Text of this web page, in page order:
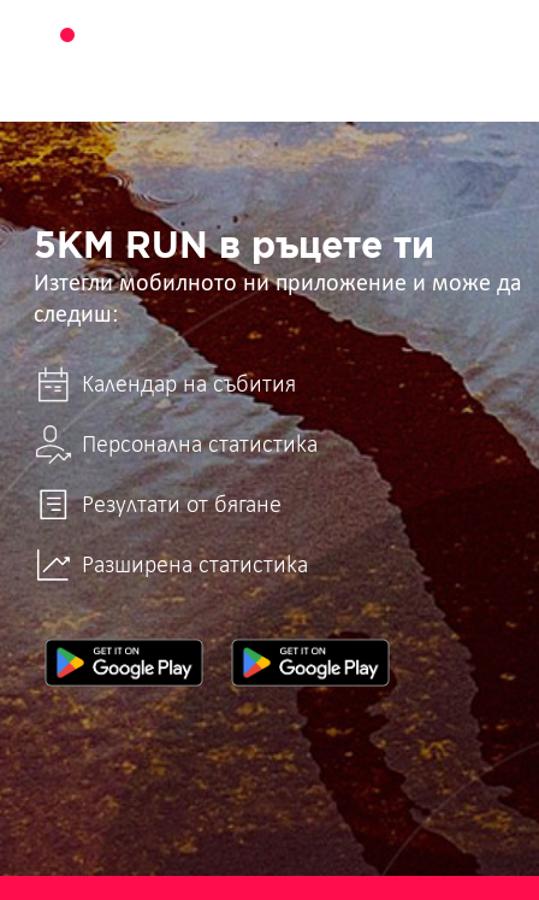
5KM
RUN
в
ръцете
ти 5KM RUN в ръцете ти
Изтегли мобилното ни приложение и може да
следиш:
Календар на събития
Персонална статистика
Резултати от бягане
Разширена статистика